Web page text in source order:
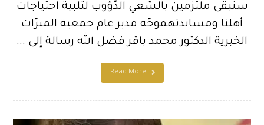
سنبقى ملتزمين بالسّعي الدّؤوب لتلبية احتياجات
أهلنا ومساندتهموجّه مدير عام جمعية المبرّات
الخيرية الدكتور محمد باقر فضل الله رسالة إلى ...
Read More